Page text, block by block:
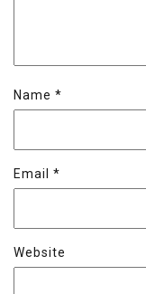
Name *
Email *
Website